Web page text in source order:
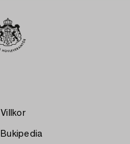
Villkor
Bukipedia